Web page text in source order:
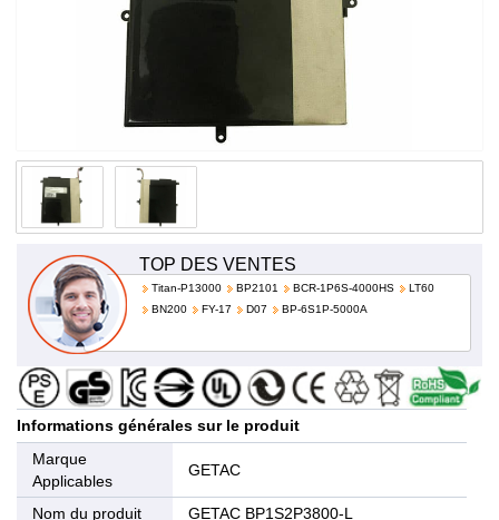
TOP DES VENTES
Titan-P13000 BP2101 BCR-1P6S-4000HS
LT60
BN200
FY-17 D07 BP-6S1P-5000A
Informations générales sur le produit
Marque
Applicables
GETAC
Nom du produit
GETAC BP1S2P3800-L